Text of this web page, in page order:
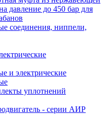
давление до 450 бар для
соединения, ниппели,
и электрические
уплотнений
- серии АИР